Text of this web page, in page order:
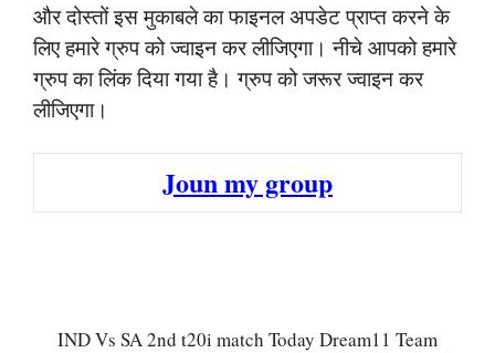
और दोस्तों इस मुकाबले का फाइनल अपडेट प्राप्त करने के
लिए हमारे ग्रुप को ज्वाइन कर लीजिएगा। नीचे आपको हमारे
ग्रुप का लिंक दिया गया है। ग्रुप को जरूर ज्वाइन कर
लीजिएगा।
Joun my group
IND Vs SA 2nd t20i match Today Dream11 Team